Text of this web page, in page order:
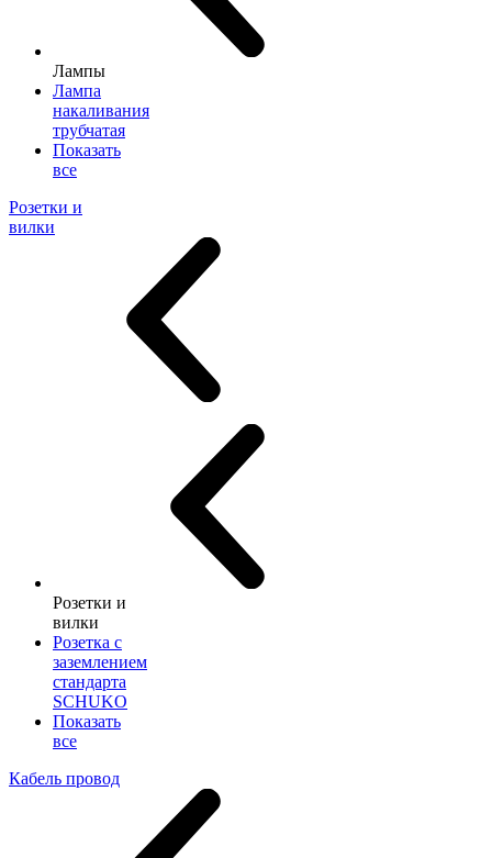
Лампы
Лампа
накаливания
трубчатая
Показать
все
Розетки и
вилки
Розетки и
вилки
Розетка с
заземлением
стандарта
SCHUKO
Показать
все
Кабель провод